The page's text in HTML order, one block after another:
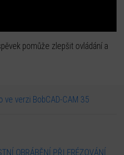
pomůže zlepšit ovládání a
ve verzi BobCAD-CAM 35
OBRÁBĚNÍ PŘI FRÉZOVÁNÍ